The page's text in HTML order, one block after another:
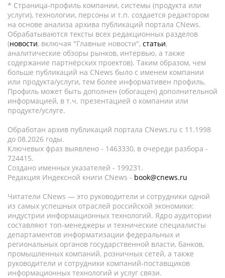
* Страница-профиль компании, системы (продукта или
услуги), технологии, персоны и т.п. создается редактором
на основе анализа архива публикаций портала CNews.
Обрабатываются тексты всех редакционных разделов
(новости, включая "Главные новости", статьи,
аналитические обзоры рынков, интервью, а также
содержание партнёрских проектов). Таким образом, чем
больше публикаций на CNews было с именем компании
или продукта/услуги, тем более информативен профиль.
Профиль может быть дополнен (обогащен) дополнительной
информацией, в т.ч. презентацией о компании или
продукте/услуге.
Обработан архив публикаций портала CNews.ru c 11.1998
до 08.2026 годы.
Ключевых фраз выявлено - 1463330, в очереди разбора -
724415.
Создано именных указателей - 199231.
Редакция Индексной книги CNews - book@cnews.ru
Читатели CNews — это руководители и сотрудники одной
из самых успешных отраслей российской экономики:
индустрии информационных технологий. Ядро аудитории
составляют топ-менеджеры и технические специалисты
департаментов информатизации федеральных и
региональных органов государственной власти, банков,
промышленных компаний, розничных сетей, а также
руководители и сотрудники компаний-поставщиков
информационных технологий и услуг связи.